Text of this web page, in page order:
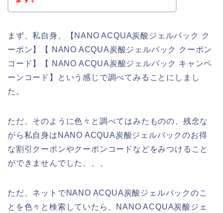
まず、私自身、【NANO ACQUA炭酸ジェルパック ク
ーポン】【 NANO ACQUA炭酸ジェルパック クーポン
コード】【 NANO ACQUA炭酸ジェルパック キャンペ
ーンコード】という感じで調べてみることにしまし
た。
ただ、そのように色々と調べてはみたものの、残念な
がら私自身はNANO ACQUA炭酸ジェルパックのお得
な割引クーポンやクーポンコードなどをみつけること
ができませんでした、、、
ただ、ネットでNANO ACQUA炭酸ジェルパックのこ
とを色々と検索していたら、NANO ACQUA炭酸ジェ